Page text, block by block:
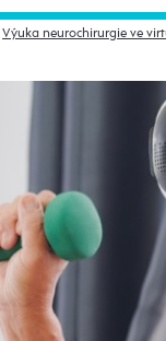
Výuka neurochirurgie ve